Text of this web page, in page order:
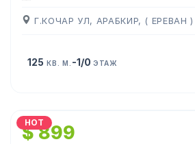
Г.КОЧАР УЛ, АРАБКИР, ( ЕРЕВАН )
125 КВ. М. -1/0 ЭТАЖ
HOT
$ 899